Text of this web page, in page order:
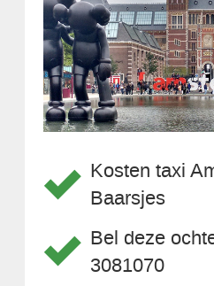
Kosten taxi
Baarsjes
Bel deze
3081070